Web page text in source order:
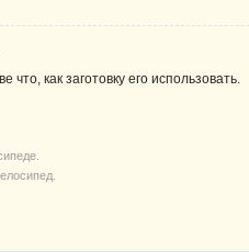
как заготовку его использовать.